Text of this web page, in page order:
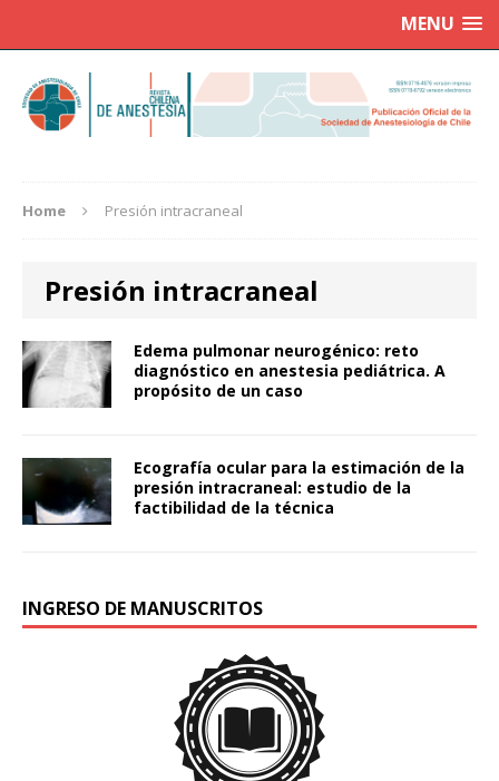
MENU
Home Presión intracraneal
Presión intracraneal
Edema pulmonar neurogénico: reto
diagnóstico en anestesia pediátrica. A
propósito de un caso
Ecografía ocular para la estimación de la
presión intracraneal: estudio de la
factibilidad de la técnica
INGRESO DE MANUSCRITOS